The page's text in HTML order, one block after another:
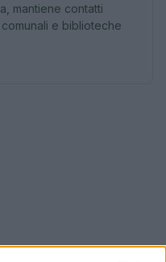
mantiene contatti
e biblioteche